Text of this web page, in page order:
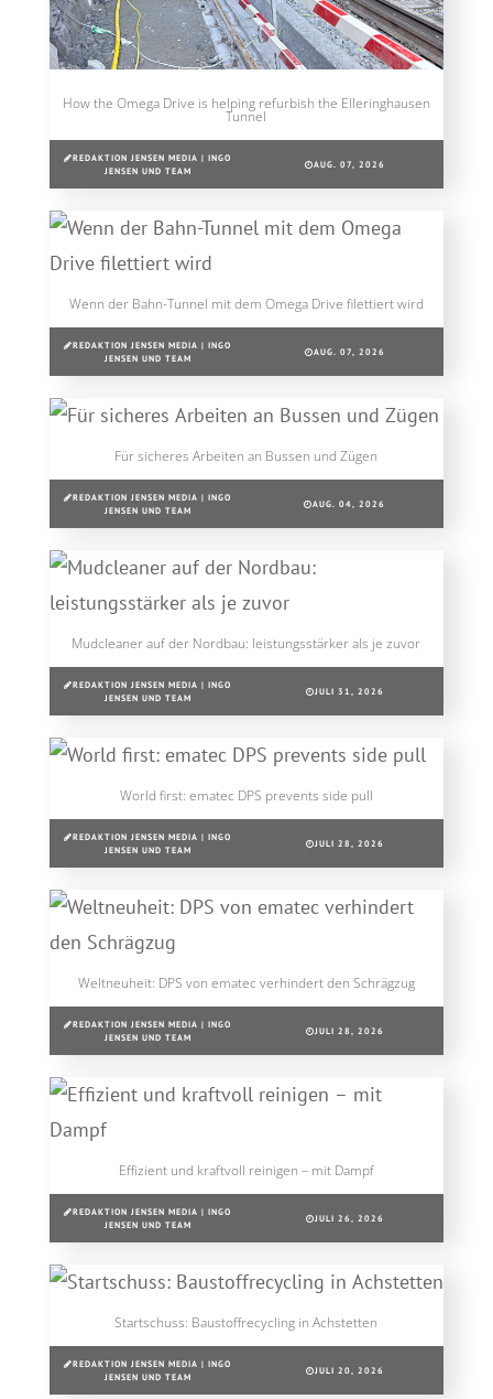
How the Omega Drive is helping refurbish the Elleringhausen
Tunnel
REDAKTION JENSEN MEDIA | INGO
JENSEN UND TEAM
AUG. 07, 2026
Wenn der Bahn-Tunnel mit dem Omega Drive filettiert wird
REDAKTION JENSEN MEDIA | INGO
JENSEN UND TEAM
AUG. 07, 2026
Für sicheres Arbeiten an Bussen und Zügen
REDAKTION JENSEN MEDIA | INGO
JENSEN UND TEAM
AUG. 04, 2026
Mudcleaner auf der Nordbau: leistungsstärker als je zuvor
REDAKTION JENSEN MEDIA | INGO
JENSEN UND TEAM
JULI 31, 2026
World first: ematec DPS prevents side pull
REDAKTION JENSEN MEDIA | INGO
JENSEN UND TEAM
JULI 28, 2026
Weltneuheit: DPS von ematec verhindert den Schrägzug
REDAKTION JENSEN MEDIA | INGO
JENSEN UND TEAM
JULI 28, 2026
Effizient und kraftvoll reinigen – mit Dampf
REDAKTION JENSEN MEDIA | INGO
JENSEN UND TEAM
JULI 26, 2026
Startschuss: Baustoffrecycling in Achstetten
REDAKTION JENSEN MEDIA | INGO
JENSEN UND TEAM
JULI 20, 2026